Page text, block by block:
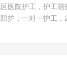
医院护工，护工陪
护，一对一护工，